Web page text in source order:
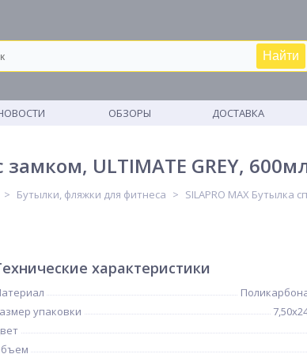
Найти
ОБЗОРЫ ДОСТАВКА
замком, ULTIMATE GREY,
Бутылки, фляжки для фитнеса SILAPRO MAX Бутылка
характеристики
упаковки